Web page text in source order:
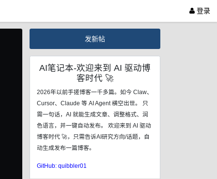
登录
发新帖
AI笔记本-欢迎来到 AI 驱动博
客时代 🚀
2026年以前手搓博客一千多篇。如今 Claw、
Cursor、Claude 等 AI Agent 横空出世。 只
需一句话，AI 就能生成文章、调整格式、润
色语言，并一键自动发布。 欢迎来到 AI 驱动
博客时代 🚀，只需告诉AI研究方向/话题，自
动生成发布一篇博客。
GitHub: quibbler01